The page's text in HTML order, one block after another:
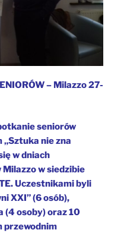
– Milazzo 27-
seniorów
„Sztuka nie zna
w dniach
w siedzibie
Uczestnikami byli
XXI” (6 osób),
(4 osoby) oraz 10
przewodnim